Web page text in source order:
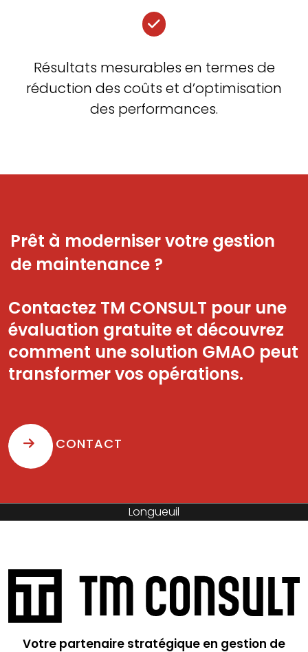
Résultats mesurables en termes de
réduction des coûts et d’optimisation
des performances.
Prêt à moderniser votre gestion
de maintenance ?
Contactez TM CONSULT pour une
évaluation gratuite et découvrez
comment une solution GMAO peut
transformer vos opérations.
CONTACT
Sainte-Hyacinthe
Votre partenaire stratégique en gestion de